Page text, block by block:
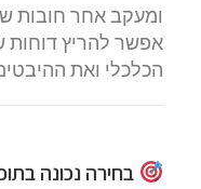
ומעקב אחר חובות
אפשר להריץ דוחות
הכלכלי ואת
בחירה נכונה